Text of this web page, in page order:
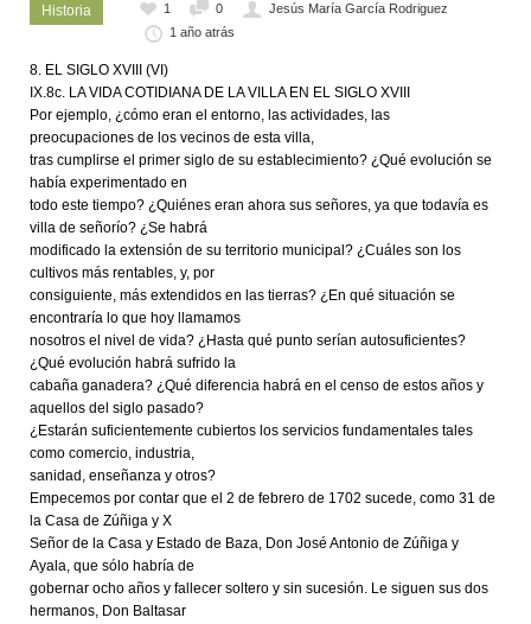
Historia 1 0
Jesús María García Rodriguez
1 año atrás
EL SIGLO XVIII (VI)
IX.8c. LA VIDA COTIDIANA DE LA VILLA EN EL SIGLO XVIII
Por ejemplo, ¿cómo eran el entorno, las actividades, las
preocupaciones de los vecinos de esta villa,
tras cumplirse el primer siglo de su establecimiento? ¿Qué evolución se
había experimentado en
todo este tiempo? ¿Quiénes eran ahora sus señores, ya que todavía es
villa de señorío? ¿Se habrá
modificado la extensión de su territorio municipal? ¿Cuáles son los
cultivos más rentables, y, por
consiguiente, más extendidos en las tierras? ¿En qué situación se
encontraría lo que hoy llamamos
nosotros el nivel de vida? ¿Hasta qué punto serían autosuficientes?
¿Qué evolución habrá sufrido la
cabaña ganadera? ¿Qué diferencia habrá en el censo de estos años y
aquellos del siglo pasado?
¿Estarán suficientemente cubiertos los servicios fundamentales tales
como comercio, industria,
sanidad, enseñanza y otros?
Empecemos por contar que el 2 de febrero de 1702 sucede, como 31 de
la Casa de Zúñiga y X
Señor de la Casa y Estado de Baza, Don José Antonio de Zúñiga y
Ayala, que sólo habría de
gobernar ocho años y fallecer soltero y sin sucesión. Le siguen sus dos
hermanos, Don Baltasar